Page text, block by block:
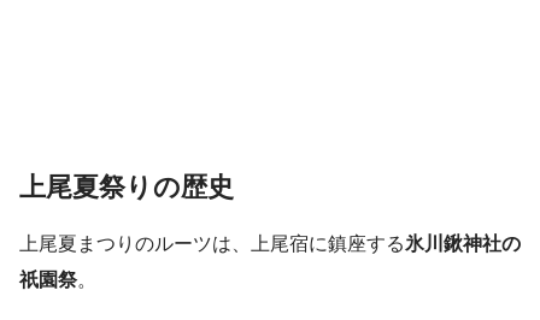
上尾夏祭りの歴史
上尾夏まつりのルーツは、上尾宿に鎮座する氷川鍬神社の
祇園祭。